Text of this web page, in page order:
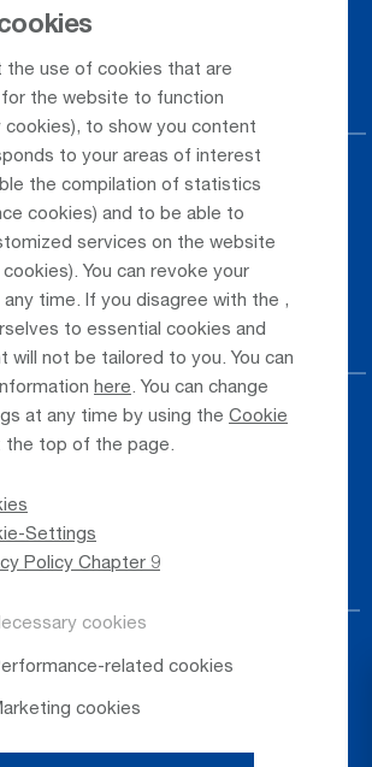
the use of cookies that are
the website to function
cookies), to show you content
to your areas of interest
the compilation of statistics
cookies) and to be able to
services on the website
You can revoke your
time. If you disagree with the ,
to essential cookies and
will not be tailored to you. You can
here . You can change
at any time by using the Cookie
the top of the page.
Settings
Policy Chapter 9
airport
Transfer